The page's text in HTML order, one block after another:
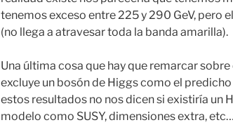
tenemos exceso entre 225 y 290 GeV, pero
(no llega a atravesar toda la banda amarilla).
Una última cosa que hay que remarcar
excluye un bosónde Higgscomo el
estos resultados no nos dicen si existiría un
modelo como SUSY, dimensiones extra,